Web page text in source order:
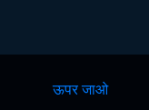
ऊपर जाओ